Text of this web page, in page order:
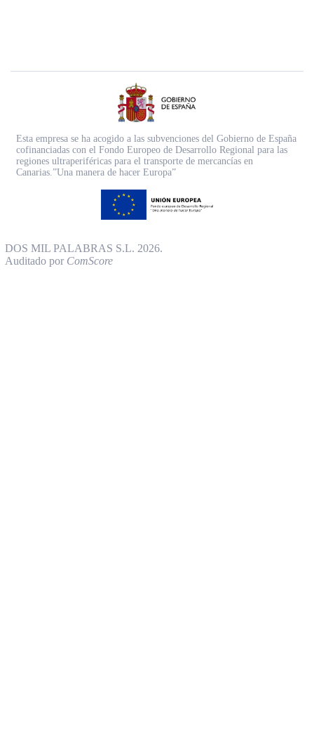
Esta empresa se ha acogido a las subvenciones del Gobierno de España
cofinanciadas con el Fondo Europeo de Desarrollo Regional para las
regiones ultraperiféricas para el transporte de mercancías en
Canarias.”Una manera de hacer Europa”
DOS MIL PALABRAS S.L. 2026.
Auditado por ComScore